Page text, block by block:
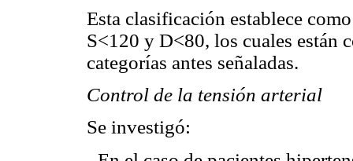
Esta clasificación establece
S<120 y D<80, los cuales están
categorías antes señaladas.
Control de la tensión arterial
Se investigó: